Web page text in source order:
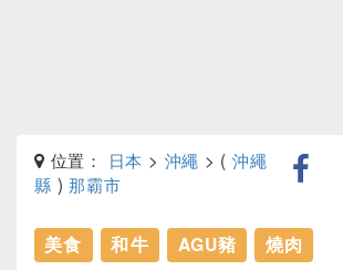
位置： 日本 > 沖繩 > ( 沖繩
縣 )那霸市
美食 和牛 AGU豬 燒肉